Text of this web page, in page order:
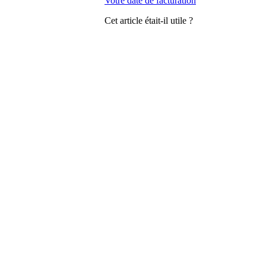
Cet article était-il utile ?